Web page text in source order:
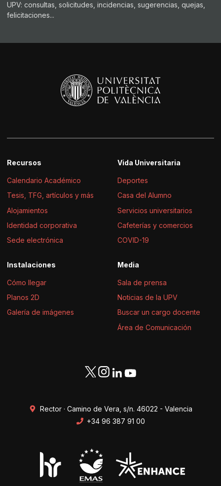
UPV: consultas, solicitudes, incidencias, sugerencias, quejas,
felicitaciones...
Recursos
Calendario Académico
Tesis, TFG, artículos y más
Alojamientos
Identidad corporativa
Sede electrónica
Vida Universitaria
Deportes
Casa del Alumno
Servicios universitarios
Cafeterías y comercios
COVID-19
Instalaciones
Cómo llegar
Planos 2D
Galería de imágenes
Media
Sala de prensa
Noticias de la UPV
Buscar un cargo docente
Área de Comunicación
Rector · Camino de Vera, s/n. 46022 - Valencia
+34 96 387 91 00